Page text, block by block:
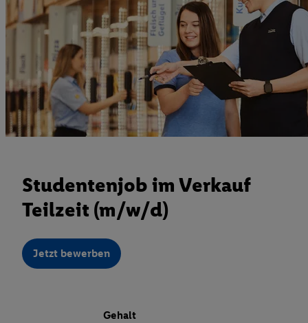
Studentenjob im Verkauf
Teilzeit (m/w/d)
Jetzt bewerben
Gehalt